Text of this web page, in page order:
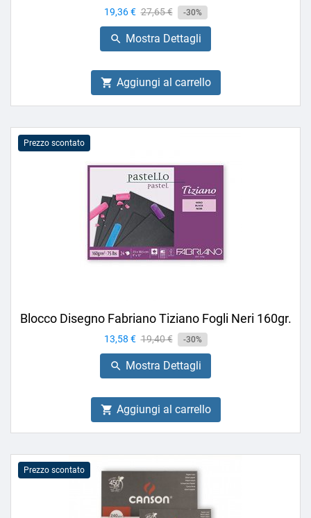
Prezzo
19,36 € Prezzo
base
27,65 € -30%
 Mostra Dettagli
 Aggiungi al carrello
Prezzo scontato
Blocco Disegno Fabriano Tiziano Fogli Neri 160gr.
Prezzo
13,58 € Prezzo
base
19,40 € -30%
 Mostra Dettagli
 Aggiungi al carrello
Prezzo scontato